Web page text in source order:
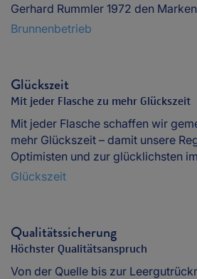
Gerhard Rummler 1972 den
Brunnenbetrieb
Glückszeit
Mit jeder Flasche zu mehr Glückszeit
Mit jeder Flasche schaffen wir
mehr Glückszeit – damit unsere
Optimisten und zur glücklichsten
Glückszeit
Qualitätssicherung
Höchster Qualitätsanspruch
Von der Quelle bis zur